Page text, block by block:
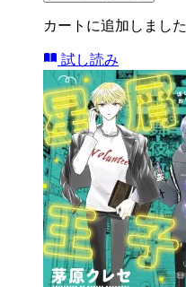
カートに追加しました
試し読み